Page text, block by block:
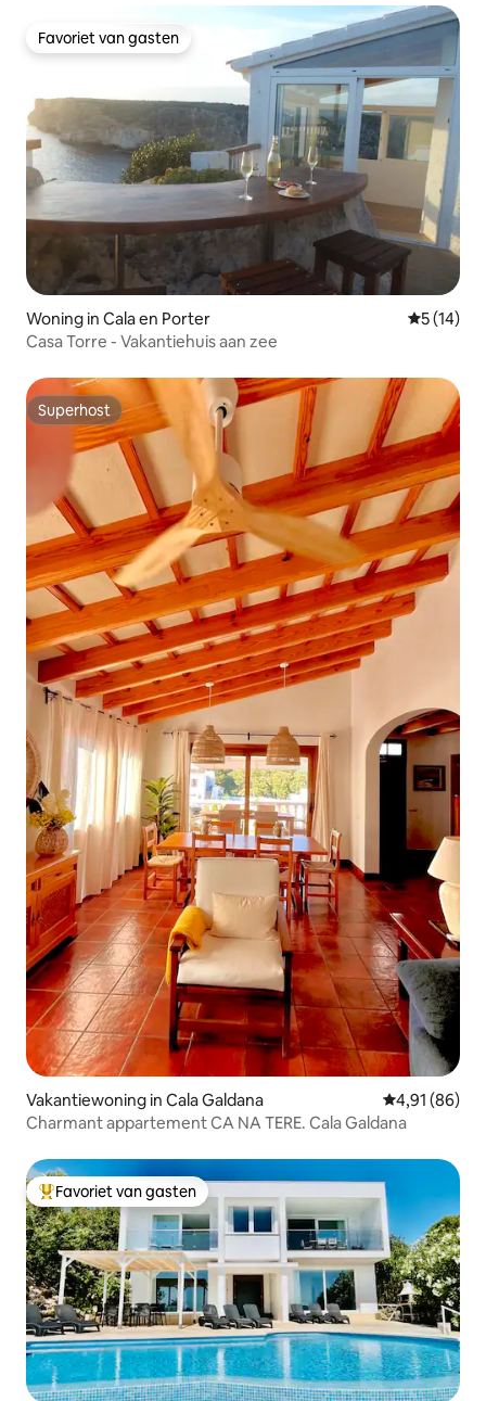
Favoriet van gasten
Favoriet van gasten
Woning in Cala en Porter
5 (14)
Casa Torre - Vakantiehuis aan zee
Superhost
Superhost
Vakantiewoning in Cala Galdana Gemiddelde
4,91 (86)
Charmant appartement CA NA TERE. Cala Galdana
Topfavoriet van gasten
Favoriet van gasten